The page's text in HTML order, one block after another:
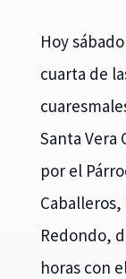
Hoy
cuarta de
Santa Vera
por el
Caballeros,
Redondo,
horas con